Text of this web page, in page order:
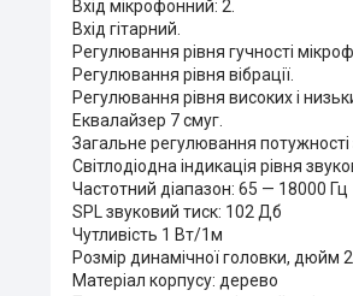
Вхід мікрофонний: 2.
Вхід гітарний.
Регулювання рівня гучності
Регулювання рівня вібрації.
Регулювання рівня високих і
Еквалайзер 7 смуг.
Загальне регулювання потужності
Світлодіодна індикація рівня
Частотний діапазон: 65 — 18000 Гц
SPL звуковий тиск: 102 Дб
Чутливість 1 Вт/1м
Розмір динамічної головки, дюйм
Матеріал корпусу: дерево